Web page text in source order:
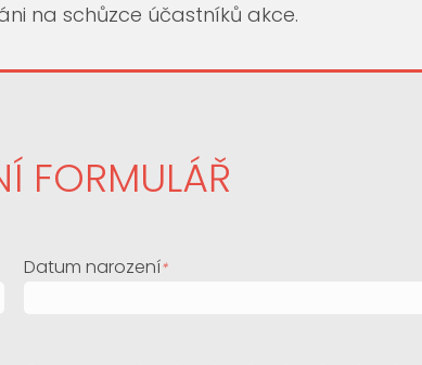
na schůzce účastníků akce.
FORMULÁŘ
Datum narození*